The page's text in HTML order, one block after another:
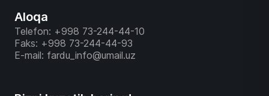
Aloqa
Telefon: +998 73-244-44-10
Faks: +998 73-244-44-93
E-mail: fardu_info@umail.uz